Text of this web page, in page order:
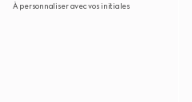
À personnaliser avec vos initiales